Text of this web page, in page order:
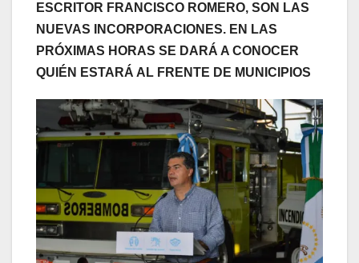
ESCRITOR FRANCISCO ROMERO, SON LAS
NUEVAS INCORPORACIONES. EN LAS
PRÓXIMAS HORAS SE DARÁ A CONOCER
QUIÉN ESTARÁ AL FRENTE DE MUNICIPIOS